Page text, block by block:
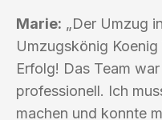
Marie: „Der Umzug
Umzugskönig
Erfolg! Das Team
professionell. Ich
machen und konnte